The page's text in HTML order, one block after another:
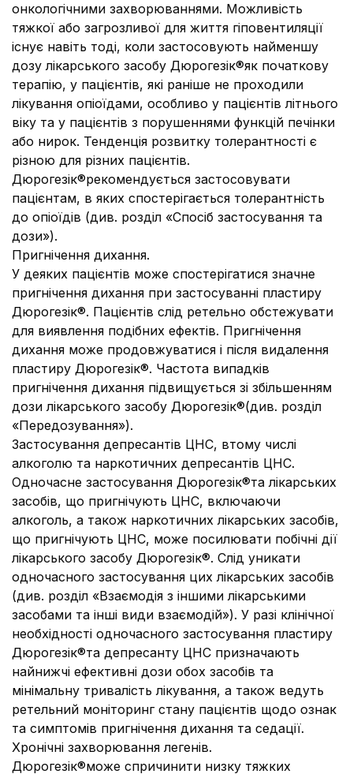
онкологічними захворюваннями. Можливість
тяжкої або загрозливої для життя гіповентиляції
існує навіть тоді, коли застосовують найменшу
дозу лікарського засобу Дюрогезік®як початкову
терапію, у пацієнтів, які раніше не проходили
лікування опіоїдами, особливо у пацієнтів літнього
віку та у пацієнтів з порушеннями функцій печінки
або нирок. Тенденція розвитку толерантності є
різною для різних пацієнтів.
Дюрогезік®рекомендується застосовувати
пацієнтам, в яких спостерігається толерантність
до опіоїдів (див. розділ «Спосіб застосування та
дози»).
Пригнічення дихання.
У деяких пацієнтів може спостерігатися значне
пригнічення дихання при застосуванні пластиру
Дюрогезік®. Пацієнтів слід ретельно обстежувати
для виявлення подібних ефектів. Пригнічення
дихання може продовжуватися і після видалення
пластиру Дюрогезік®. Частота випадків
пригнічення дихання підвищується зі збільшенням
дози лікарського засобу Дюрогезік®(див. розділ
«Передозування»).
Застосування депресантів ЦНС, втому числі
алкоголю та наркотичних депресантів ЦНС.
Одночасне застосування Дюрогезік®та лікарських
засобів, що пригнічують ЦНС, включаючи
алкоголь, а також наркотичних лікарських засобів,
що пригнічують ЦНС, може посилювати побічні дії
лікарського засобу Дюрогезік®. Слід уникати
одночасного застосування цих лікарських засобів
(див. розділ «Взаємодія з іншими лікарськими
засобами та інші види взаємодій»). У разі клінічної
необхідності одночасного застосування пластиру
Дюрогезік®та депресанту ЦНС призначають
найнижчі ефективні дози обох засобів та
мінімальну тривалість лікування, а також ведуть
ретельний моніторинг стану пацієнтів щодо ознак
та симптомів пригнічення дихання та седації.
Хронічні захворювання легенів.
Дюрогезік®може спричинити низку тяжких